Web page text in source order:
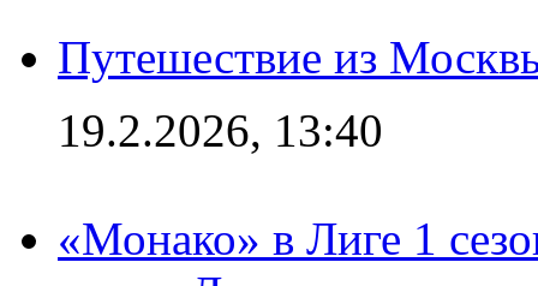
Путешествие из
19.2.2026, 13:40
«Монако» в Лиге 1